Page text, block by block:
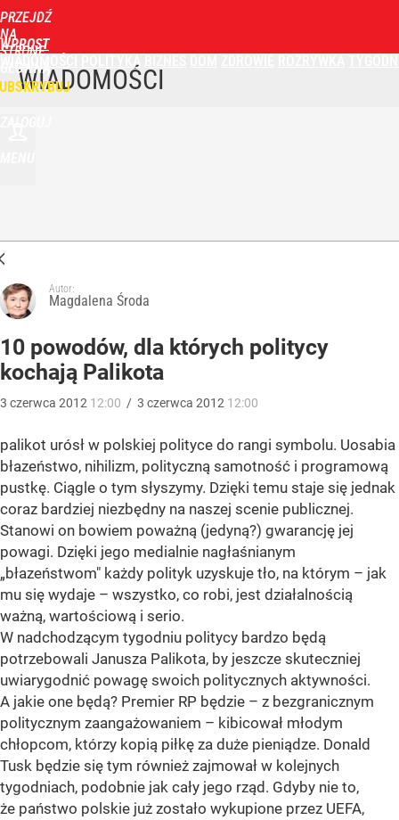
PRZEJDŹ
NA
STRONĘ
GŁÓWNĄ
WPROST
POLITYKA
WIADOMOŚCI
Autor:
Magdalena Środa
10 powodów, dla których politycy
kochają Palikota
3 czerwca 2012 12:00 / 3 czerwca 2012 12:00
palikot urósł w polskiej polityce do rangi symbolu. Uosabia
błazeństwo, nihilizm, polityczną samotność i programową
pustkę. Ciągle o tym słyszymy. Dzięki temu staje się jednak
coraz bardziej niezbędny na naszej scenie publicznej.
Stanowi on bowiem poważną (jedyną?) gwarancję jej
powagi. Dzięki jego medialnie nagłaśnianym
„błazeństwom" każdy polityk uzyskuje tło, na którym – jak
mu się wydaje – wszystko, co robi, jest działalnością
ważną, wartościową i serio.
W nadchodzącym tygodniu politycy bardzo będą
potrzebowali Janusza Palikota, by jeszcze skuteczniej
uwiarygodnić powagę swoich politycznych aktywności.
A jakie one będą? Premier RP będzie – z bezgranicznym
politycznym zaangażowaniem – kibicował młodym
chłopcom, którzy kopią piłkę za duże pieniądze. Donald
Tusk będzie się tym również zajmował w kolejnych
tygodniach, podobnie jak cały jego rząd. Gdyby nie to,
że państwo polskie już zostało wykupione przez UEFA,